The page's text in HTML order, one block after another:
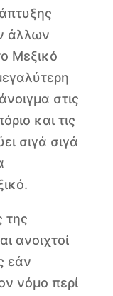
άλλων
Μεξικό
στις
και τις
σιγά σιγά
της
ανοιχτοί
εάν
νόμο περί